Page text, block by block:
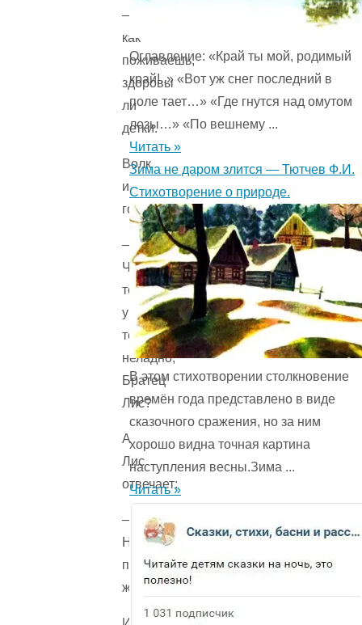
—
как
поживаешь,
здоровы
ли
детки.
Волк
и
говорит:
—
Что-
то
у
тебя
неладно,
Братец
Лис?
А
Лис
отвечает:
—
Нет,
почему
же?
Оглавление: «Край ты мой, родимый
край!..» «Вот уж снег последний в
поле тает…» «Где гнутся над омутом
лозы…» «По вешнему ...
Читать »
Зима не даром злится — Тютчев Ф.И.
Стихотворение о природе.
В этом стихотворении столкновение
времён года представ­лено в виде
сказочного сражения, но за ним
хорошо видна точная картина
наступления весны.Зима ...
Читать »